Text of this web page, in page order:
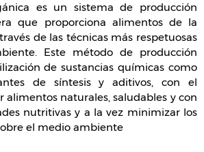
es un sistema de producción
que proporciona alimentos de la
de las técnicas más respetuosas
Este método de producción
de sustancias químicas como
de síntesis y aditivos, con el
alimentos naturales, saludables y con
nutritivas y a la vez minimizar los
el medio ambiente